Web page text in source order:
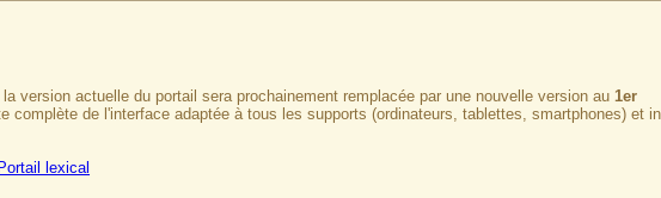
version actuelle du portail sera prochainement remplacée par une nouvelle version au 1er
complète de l'interface adaptée à tous les supports (ordinateurs, tablettes, smartphones) et
Portail lexical